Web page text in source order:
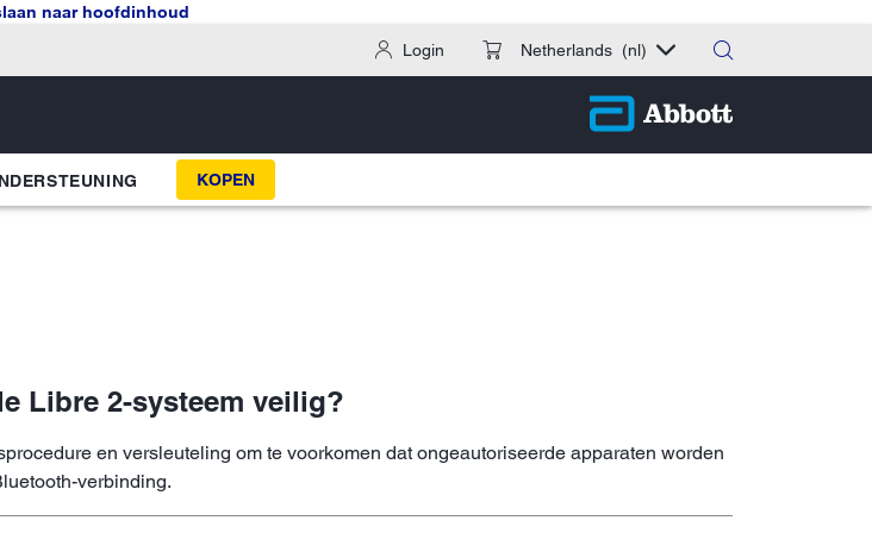
naar hoofdinhoud
Login Netherlands (nl)
KOPEN
Libre 2-systeem veilig?
en versleuteling om te voorkomen dat ongeautoriseerde apparaten worden
verbinding.